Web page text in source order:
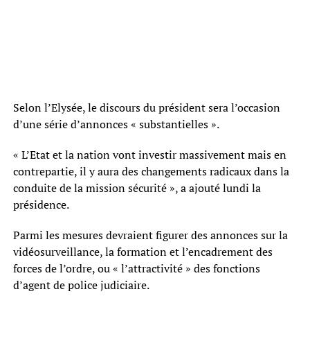
Selon l’Elysée, le discours du président sera l’occasion
d’une série d’annonces « substantielles ».
« L’Etat et la nation vont investir massivement mais en
contrepartie, il y aura des changements radicaux dans la
conduite de la mission sécurité », a ajouté lundi la
présidence.
Parmi les mesures devraient figurer des annonces sur la
vidéosurveillance, la formation et l’encadrement des
forces de l’ordre, ou « l’attractivité » des fonctions
d’agent de police judiciaire.